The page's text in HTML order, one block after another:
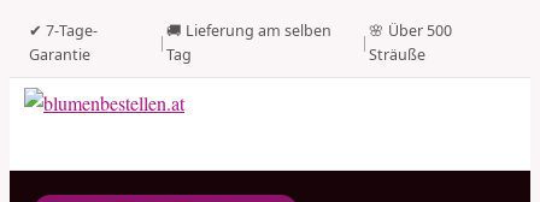
✔ 7-Tage-
Garantie
|
🚚 Lieferung am selben
Tag
|
🌸 Über 500
Sträuße